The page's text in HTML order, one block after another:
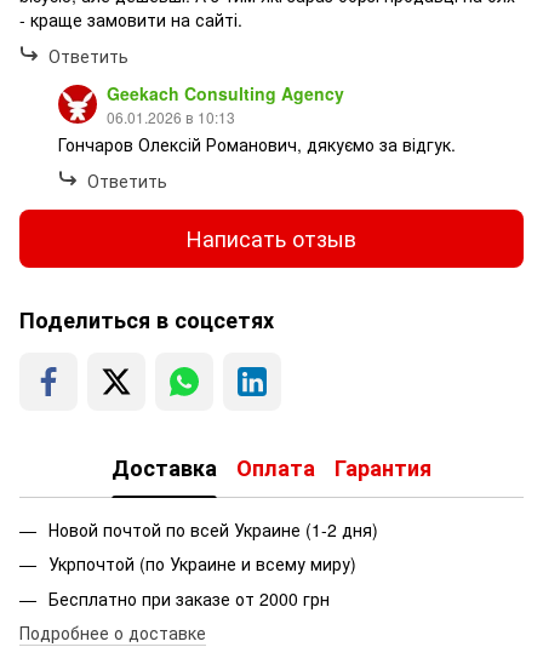
- краще замовити на сайті.
Ответить
Geekach Consulting Agency
06.01.2026 в 10:13
Гончаров Олексій Романович, дякуємо за відгук.
Ответить
Написать отзыв
Поделиться в соцсетях
Доставка Оплата Гарантия
Новой почтой по всей Украине (1-2 дня)
Укрпочтой (по Украине и всему миру)
Бесплатно при заказе от 2000 грн
Подробнее о доставке